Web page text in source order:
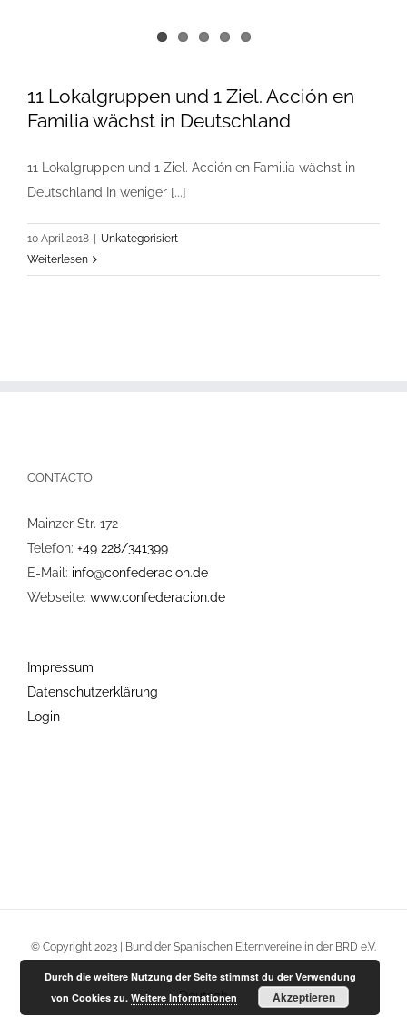
11 Lokalgruppen und 1 Ziel. Acción en
Familia wächst in Deutschland
11 Lokalgruppen und 1 Ziel. Acción en Familia wächst in
Deutschland In weniger [...]
10 April 2018
Unkategorisiert
Weiterlesen
CONTACTO
Mainzer Str. 172
Telefon: +49 228/341399
E-Mail: info@confederacion.de
Webseite: www.confederacion.de
Impressum
Datenschutzerklärung
Login
© Copyright 2023 | Bund der Spanischen Elternvereine in der BRD e.V.
Deutsch
Durch die weitere Nutzung der Seite stimmst du der Verwendung
von Cookies zu.Weitere Informationen Akzeptieren